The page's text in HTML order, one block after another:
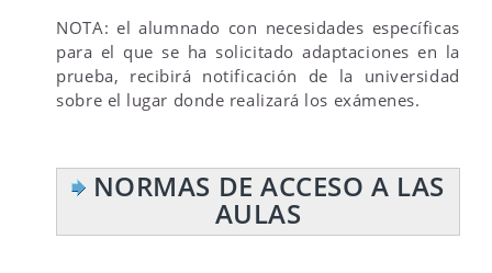
NOTA: el alumnado con necesidades específicas
para el que se ha solicitado adaptaciones en la
prueba, recibirá notificación de la universidad
sobre el lugar donde realizará los exámenes.
NORMAS DE ACCESO A LAS
AULAS